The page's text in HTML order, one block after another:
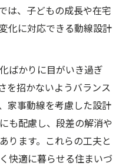
は、子どもの成長や在宅
化に対応できる動線設計
ばかりに目がいき過ぎ
を招かないようバランス
家事動線を考慮した設計
も配慮し、段差の解消や
ります。これらの工夫と
快適に暮らせる住まいづ